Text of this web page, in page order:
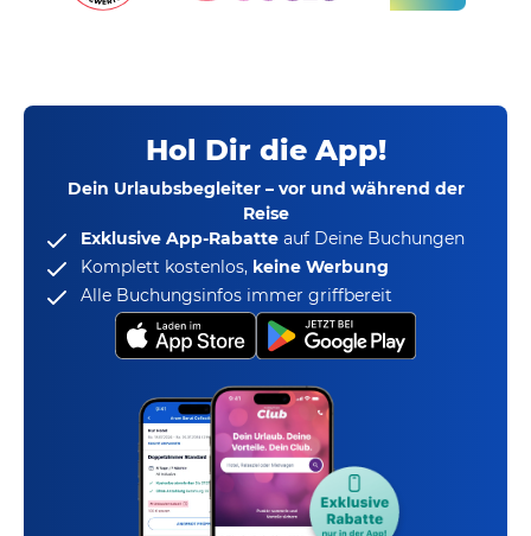
Hol Dir die App!
Dein Urlaubsbegleiter – vor und während der
Reise
Exklusive App-Rabatte auf Deine Buchungen
Komplett kostenlos, keine Werbung
Alle Buchungsinfos immer griffbereit